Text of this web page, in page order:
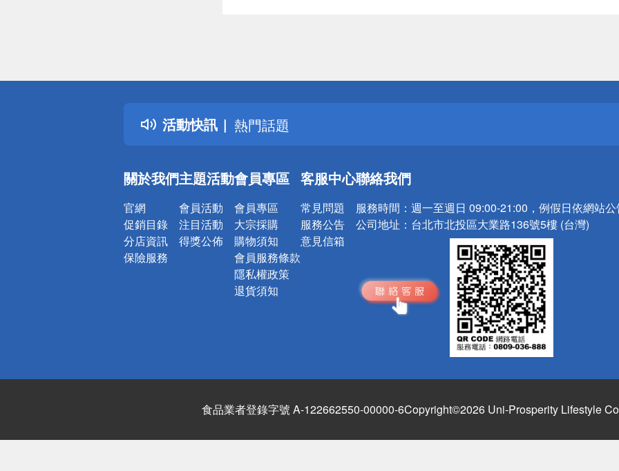
活動快訊
詐騙網頁！請小心！
得獎公告
熱門話題
銀行優惠
詐騙網頁！請小心！
關於我們
官網
促銷目錄
分店資訊
保險服務
主題活動
會員活動
注目活動
得獎公佈
會員專區
會員專區
大宗採購
購物須知
會員服務條款
隱私權政策
退貨須知
客服中心
常見問題
服務公告
意見信箱
聯絡我們
服務時間： 週一至週日 09:00-21:00，例假日依網站
公司地址： 台北市北投區大業路136號5樓 (台灣)
食品業者登錄字號 A-122662550-00000-6Copyright©2026 Uni-Prosperity Lifestyle